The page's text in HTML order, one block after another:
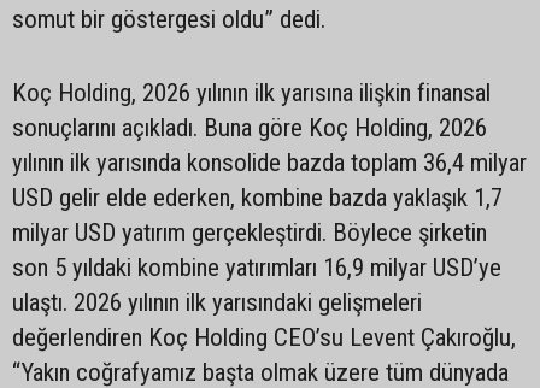
somut bir göstergesi oldu” dedi.
Koç Holding, 2026 yılının ilk yarısına ilişkin finansal
sonuçlarını açıkladı. Buna göre Koç Holding, 2026
yılının ilk yarısında konsolide bazda toplam 36,4 milyar
USD gelir elde ederken, kombine bazda yaklaşık 1,7
milyar USD yatırım gerçekleştirdi. Böylece şirketin
son 5 yıldaki kombine yatırımları 16,9 milyar USD’ye
ulaştı. 2026 yılının ilk yarısındaki gelişmeleri
değerlendiren Koç Holding CEO’su Levent Çakıroğlu,
“Yakın coğrafyamız başta olmak üzere tüm dünyada